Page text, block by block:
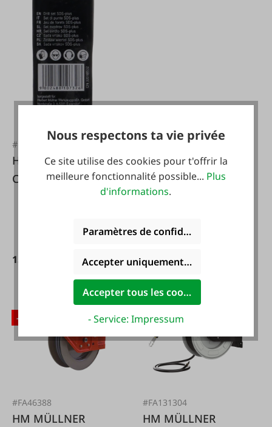
#FA131591
HM MÜLLNER
Coffret de forets
SDS Plus 4S 7 pièces
15,29 €*
-15 %
#FA46388
HM MÜLLNER
#FA131304
HM MÜLLNER
Nous respectons ta vie privée
Ce site utilise des cookies pour t'offrir la
meilleure fonctionnalité possible... Plus
d'informations.
Paramètres de confidentialité
Accepter uniquement les cookies
Accepter tous les cookies
- Service: Impressum